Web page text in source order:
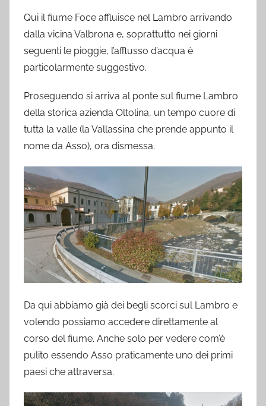
Qui il fiume Foce affluisce nel Lambro arrivando
dalla vicina Valbrona e, soprattutto nei giorni
seguenti le pioggie, l’afflusso d’acqua è
particolarmente suggestivo.
Proseguendo si arriva al ponte sul fiume Lambro
della storica azienda Oltolina, un tempo cuore di
tutta la valle (la Vallassina che prende appunto il
nome da Asso), ora dismessa.
Da qui abbiamo già dei begli scorci sul Lambro e
volendo possiamo accedere direttamente al
corso del fiume. Anche solo per vedere com’è
pulito essendo Asso praticamente uno dei primi
paesi che attraversa.